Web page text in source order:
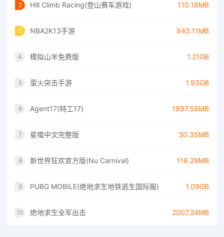
2 Hill Climb Racing(登山赛车游戏) 110.18MB
3 NBA2K13手游 943.11MB
4 模拟山羊免费版 1.21GB
5 萤火突击手游 1.93GB
6 Agent17(特工17) 1997.58MB
7 星噬中文完整版 30.35MB
8 新世界狂欢官方版(Nu Carnival) 118.29MB
9 PUBG MOBILE(绝地求生地铁逃生国际服) 1.09GB
10 绝地求生全军出击 2007.24MB